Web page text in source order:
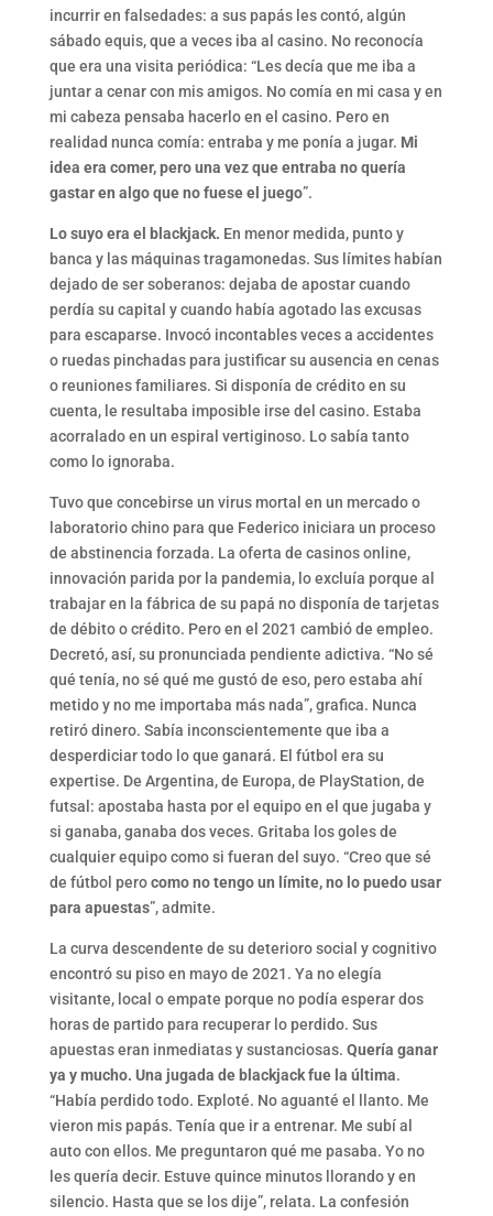
incurrir en falsedades: a sus papás les contó, algún
sábado equis, que a veces iba al casino. No reconocía
que era una visita periódica: “Les decía que me iba a
juntar a cenar con mis amigos. No comía en mi casa y en
mi cabeza pensaba hacerlo en el casino. Pero en
realidad nunca comía: entraba y me ponía a jugar. Mi
idea era comer, pero una vez que entraba no quería
gastar en algo que no fuese el juego”.
Lo suyo era el blackjack. En menor medida, punto y
banca y las máquinas tragamonedas. Sus límites habían
dejado de ser soberanos: dejaba de apostar cuando
perdía su capital y cuando había agotado las excusas
para escaparse. Invocó incontables veces a accidentes
o ruedas pinchadas para justificar su ausencia en cenas
o reuniones familiares. Si disponía de crédito en su
cuenta, le resultaba imposible irse del casino. Estaba
acorralado en un espiral vertiginoso. Lo sabía tanto
como lo ignoraba.
Tuvo que concebirse un virus mortal en un mercado o
laboratorio chino para que Federico iniciara un proceso
de abstinencia forzada. La oferta de casinos online,
innovación parida por la pandemia, lo excluía porque al
trabajar en la fábrica de su papá no disponía de tarjetas
de débito o crédito. Pero en el 2021 cambió de empleo.
Decretó, así, su pronunciada pendiente adictiva. “No sé
qué tenía, no sé qué me gustó de eso, pero estaba ahí
metido y no me importaba más nada”, grafica. Nunca
retiró dinero. Sabía inconscientemente que iba a
desperdiciar todo lo que ganará. El fútbol era su
expertise. De Argentina, de Europa, de PlayStation, de
futsal: apostaba hasta por el equipo en el que jugaba y
si ganaba, ganaba dos veces. Gritaba los goles de
cualquier equipo como si fueran del suyo. “Creo que sé
de fútbol perocomo no tengo un límite, no lo puedo usar
para apuestas”, admite.
La curva descendente de su deterioro social y cognitivo
encontró su piso en mayo de 2021. Ya no elegía
visitante, local o empate porque no podía esperar dos
horas de partido para recuperar lo perdido. Sus
apuestas eran inmediatas y sustanciosas. Quería ganar
ya y mucho. Una jugada de blackjack fue la última.
“Había perdido todo. Exploté. No aguanté el llanto. Me
vieron mis papás. Tenía que ir a entrenar. Me subí al
auto con ellos. Me preguntaron qué me pasaba. Yo no
les quería decir. Estuve quince minutos llorando y en
silencio. Hasta que se los dije”, relata. La confesión